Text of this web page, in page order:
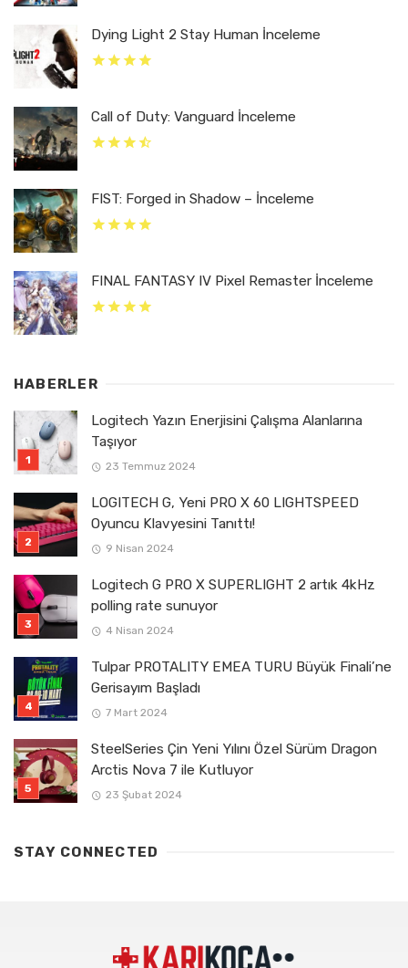
Dying Light 2 Stay Human İnceleme
Call of Duty: Vanguard İnceleme
FIST: Forged in Shadow – İnceleme
FINAL FANTASY IV Pixel Remaster İnceleme
HABERLER
Logitech Yazın Enerjisini Çalışma Alanlarına
Taşıyor
23 Temmuz 2024
LOGITECH G, Yeni PRO X 60 LIGHTSPEED
Oyuncu Klavyesini Tanıttı!
9 Nisan 2024
Logitech G PRO X SUPERLIGHT 2 artık 4kHz
polling rate sunuyor
4 Nisan 2024
Tulpar PROTALITY EMEA TURU Büyük Finali’ne
Gerisayım Başladı
7 Mart 2024
SteelSeries Çin Yeni Yılını Özel Sürüm Dragon
Arctis Nova 7 ile Kutluyor
23 Şubat 2024
STAY CONNECTED